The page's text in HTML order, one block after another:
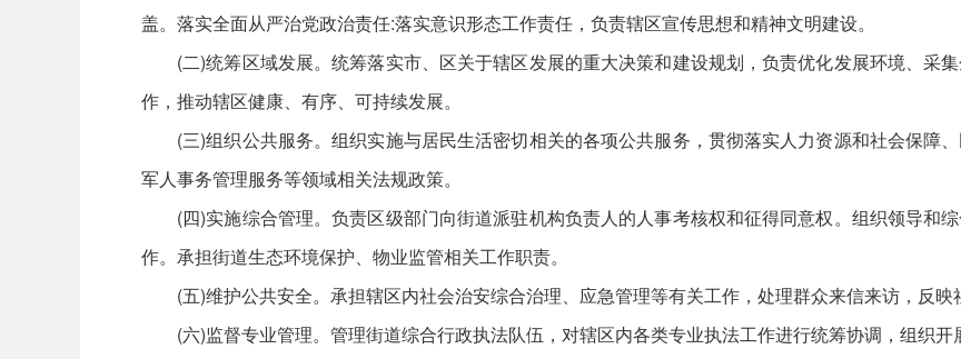
盖。落实全面从严治党政治责任:落实意识形态工作责任，负责辖区宣传思想和精神文明建设。
(二)统筹区域发展。统筹落实市、区关于辖区发展的重大决策和建设规划，负责优化发展环境、采
作，推动辖区健康、有序、可持续发展。
(三)组织公共服务。组织实施与居民生活密切相关的各项公共服务，贯彻落实人力资源和社会保障
军人事务管理服务等领域相关法规政策。
(四)实施综合管理。负责区级部门向街道派驻机构负责人的人事考核权和征得同意权。组织领导和
作。承担街道生态环境保护、物业监管相关工作职责。
(五)维护公共安全。承担辖区内社会治安综合治理、应急管理等有关工作，处理群众来信来访，反映
(六)监督专业管理。管理街道综合行政执法队伍，对辖区内各类专业执法工作进行统筹协调，组织开